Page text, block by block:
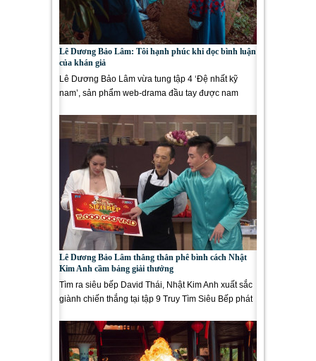
Lê Dương Bảo Lâm: Tôi hạnh phúc khi đọc bình luận
của khán giả
Lê Dương Bảo Lâm vừa tung tập 4 ‘Đệ nhất kỹ
nam’, sản phẩm web-drama đầu tay được nam
Lê Dương Bảo Lâm thẳng thắn phê bình cách Nhật
Kim Anh cầm bảng giải thưởng
Tìm ra siêu bếp David Thái, Nhật Kim Anh xuất sắc
giành chiến thắng tại tập 9 Truy Tìm Siêu Bếp phát